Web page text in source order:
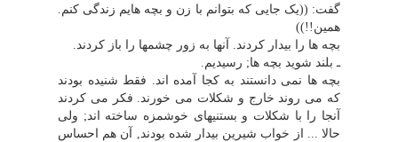
گفت: ((یک جایى که بتوانم با زن و بچه هایم زندگى کنم.
همین!!))
بچه ها را بیدار کردند. آنها به زور چشمها را باز کردند.
ـ بلند شوید بچه ها; رسیدیم.
بچه ها نمى دانستند به کجا آمده اند. فقط شنیده بودند
که مى روند خارج و شکلات مى خورند. فکر مى کردند
آنجا را با شکلات و بستنیهاى خوشمزه ساخته اند; ولى
حالا ... از خواب شیرین بیدار شده بودند, آن هم احساس